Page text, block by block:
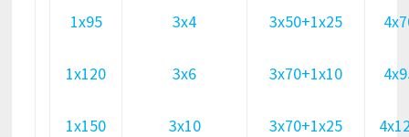
1х95
1х120
1х150
3х4
3х6
3х10
3х50+1х25
3х70+1х10
3х70+1х25